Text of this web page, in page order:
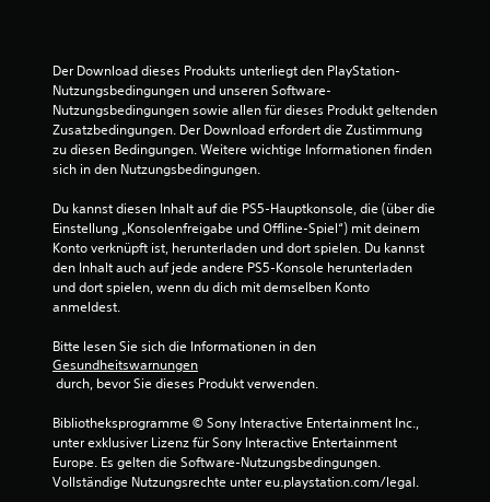
Der Download dieses Produkts unterliegt den PlayStation-
Nutzungsbedingungen und unseren Software-
Nutzungsbedingungen sowie allen für dieses Produkt geltenden
Zusatzbedingungen. Der Download erfordert die Zustimmung
zu diesen Bedingungen. Weitere wichtige Informationen finden
sich in den Nutzungsbedingungen.
Du kannst diesen Inhalt auf die PS5-Hauptkonsole, die (über die
Einstellung „Konsolenfreigabe und Offline-Spiel“) mit deinem
Konto verknüpft ist, herunterladen und dort spielen. Du kannst
den Inhalt auch auf jede andere PS5-Konsole herunterladen
und dort spielen, wenn du dich mit demselben Konto
anmeldest.
Bitte lesen Sie sich die Informationen in den
Gesundheitswarnungen
durch, bevor Sie dieses Produkt verwenden.
Bibliotheksprogramme © Sony Interactive Entertainment Inc.,
unter exklusiver Lizenz für Sony Interactive Entertainment
Europe. Es gelten die Software-Nutzungsbedingungen.
Vollständige Nutzungsrechte unter eu.playstation.com/legal.